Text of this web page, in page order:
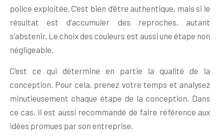
police exploitée. C’est bien d’être authentique, mais si le
résultat est d’accumuler des reproches, autant
s’abstenir. Le choix des couleurs est aussi une étape non
négligeable.
C’est ce qui détermine en partie la qualité de la
conception. Pour cela, prenez votre temps et analysez
minutieusement chaque étape de la conception. Dans
ce cas, il est aussi recommandé de faire référence aux
idées promues par son entreprise.